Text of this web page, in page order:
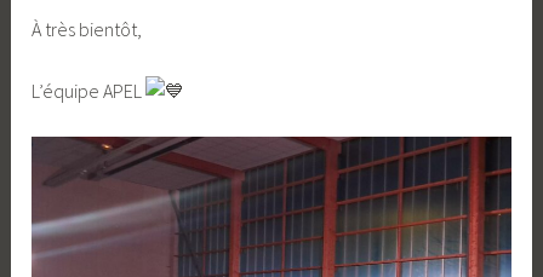
À très bientôt,
L’équipe APEL